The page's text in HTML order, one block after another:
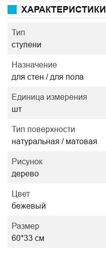
ХАРАКТЕРИСТИКИ
Тип
ступени
Назначение
для стен / для пола
Единица измерения
шт
Тип поверхности
натуральная / матовая
Рисунок
дерево
Цвет
бежевый
Размер
60*33 см